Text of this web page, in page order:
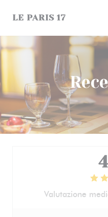
LE PARIS 17
Valutazione